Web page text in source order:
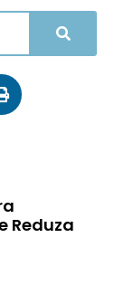
Reduza